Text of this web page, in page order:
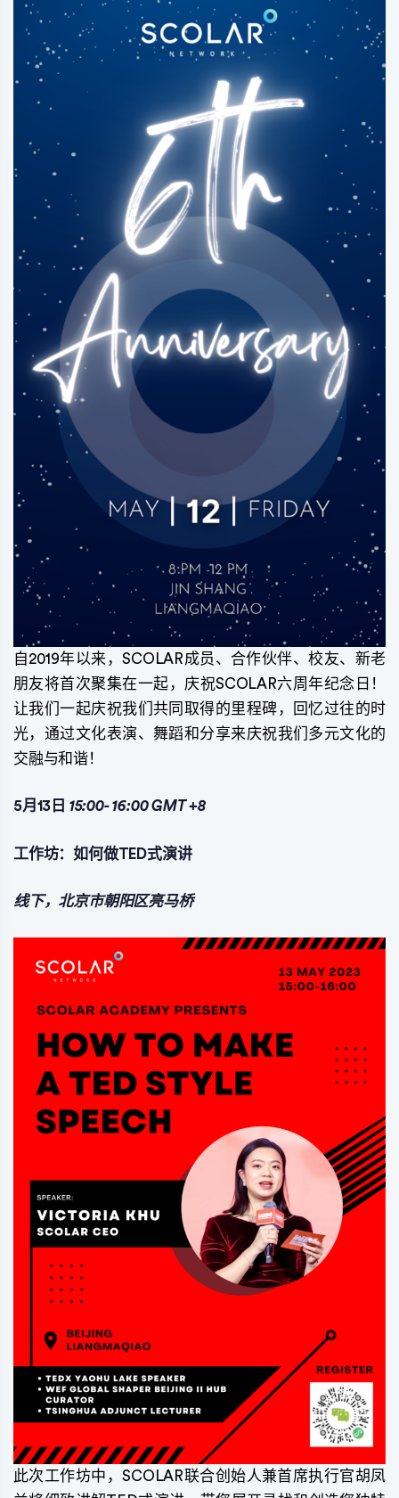
自2019年以来，SCOLAR成员、合作伙伴、校友、新老
朋友将首次聚集在一起，庆祝SCOLAR六周年纪念日！
让我们一起庆祝我们共同取得的里程碑，回忆过往的时
光，通过文化表演、舞蹈和分享来庆祝我们多元文化的
交融与和谐！
5月13日 15:00- 16:00 GMT +8
工作坊：如何做TED式演讲
线下，北京市朝阳区亮马桥
此次工作坊中，SCOLAR联合创始人兼首席执行官胡凤